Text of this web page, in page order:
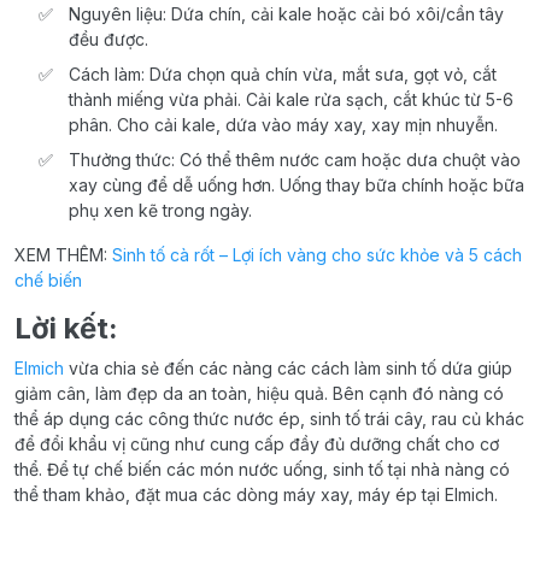
Nguyên liệu: Dứa chín, cải kale hoặc cải bó xôi/cần tây
đều được.
Cách làm: Dứa chọn quả chín vừa, mắt sưa, gọt vỏ, cắt
thành miếng vừa phải. Cải kale rửa sạch, cắt khúc từ 5-6
phân. Cho cải kale, dứa vào máy xay, xay mịn nhuyễn.
Thưởng thức: Có thể thêm nước cam hoặc dưa chuột vào
xay cùng để dễ uống hơn. Uống thay bữa chính hoặc bữa
phụ xen kẽ trong ngày.
XEM THÊM: Sinh tố cà rốt – Lợi ích vàng cho sức khỏe và 5 cách
chế biến
Lời kết:
Elmich vừa chia sẻ đến các nàng các cách làm sinh tố dứa giúp
giảm cân, làm đẹp da an toàn, hiệu quả. Bên cạnh đó nàng có
thể áp dụng các công thức nước ép, sinh tố trái cây, rau củ khác
để đổi khẩu vị cũng như cung cấp đầy đủ dưỡng chất cho cơ
thể. Để tự chế biến các món nước uống, sinh tố tại nhà nàng có
thể tham khảo, đặt mua các dòng máy xay, máy ép tại Elmich.